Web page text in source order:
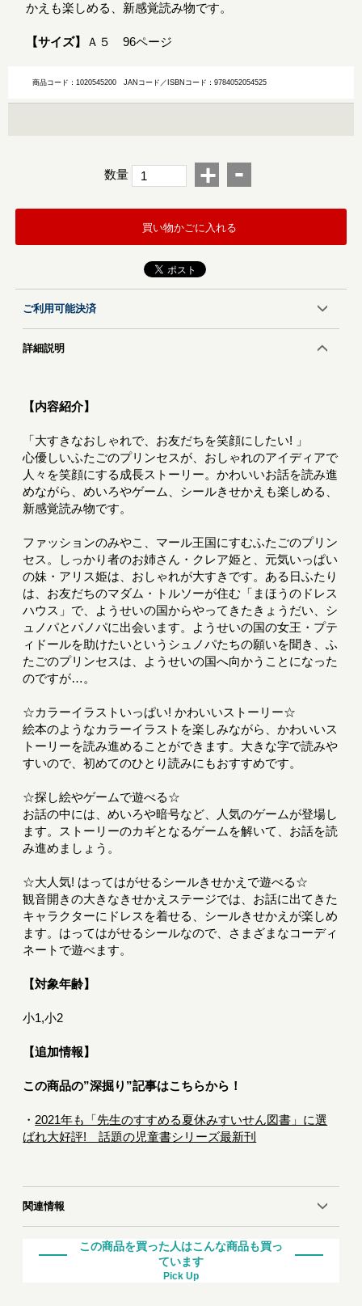
かえも楽しめる、新感覚読み物です。
【サイズ】 Ａ５ 96ページ
商品コード：1020545200JANコード／ISBNコード：9784052054525
数量 + -
買い物かごに入れる
ご利用可能決済
詳細説明
【内容紹介】
「大すきなおしゃれで、お友だちを笑顔にしたい! 」
心優しいふたごのプリンセスが、おしゃれのアイディアで
人々を笑顔にする成長ストーリー。かわいいお話を読み進
めながら、めいろやゲーム、シールきせかえも楽しめる、
新感覚読み物です。
ファッションのみやこ、マール王国にすむふたごのプリン
セス。しっかり者のお姉さん・クレア姫と、元気いっぱい
の妹・アリス姫は、おしゃれが大すきです。ある日ふたり
は、お友だちのマダム・トルソーが住む「まほうのドレス
ハウス」で、ようせいの国からやってきたきょうだい、シ
ュノパとパノパに出会います。ようせいの国の女王・プテ
ィドールを助けたいというシュノパたちの願いを聞き、ふ
たごのプリンセスは、ようせいの国へ向かうことになった
のですが…。
☆カラーイラストいっぱい! かわいいストーリー☆
絵本のようなカラーイラストを楽しみながら、かわいいス
トーリーを読み進めることができます。大きな字で読みや
すいので、初めてのひとり読みにもおすすめです。
☆探し絵やゲームで遊べる☆
お話の中には、めいろや暗号など、人気のゲームが登場し
ます。ストーリーのカギとなるゲームを解いて、お話を読
み進めましょう。
☆大人気! はってはがせるシールきせかえで遊べる☆
観音開きの大きなきせかえステージでは、お話に出てきた
キャラクターにドレスを着せる、シールきせかえが楽しめ
ます。はってはがせるシールなので、さまざまなコーディ
ネートで遊べます。
【対象年齢】
小1,小2
【追加情報】
この商品の”深掘り”記事はこちらから！
・ 2021年も「先生のすすめる夏休みすいせん図書」に選
ばれ大好評! 話題の児童書シリーズ最新刊
関連情報
この商品を買った人はこんな商品も買っ
ています
Pick Up